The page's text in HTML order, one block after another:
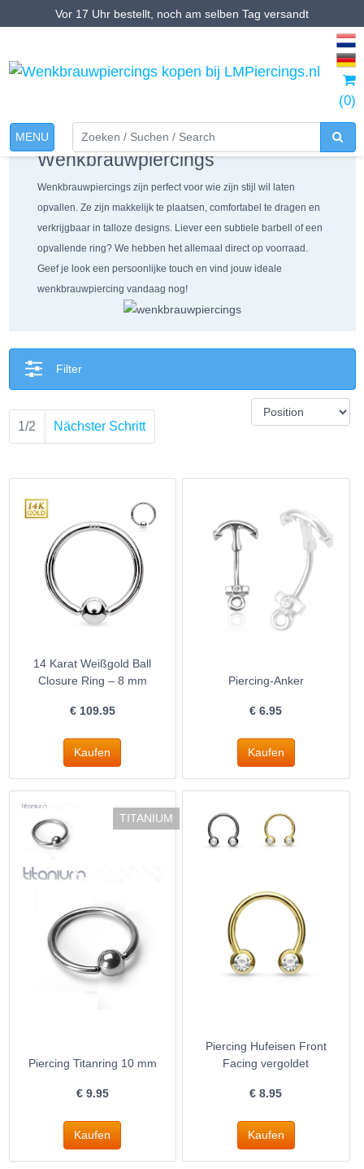
Vor 17 Uhr bestellt, noch am selben Tag versandt
(0)
MENU
Alle wenkbrauwpiercings
Wenkbrauwpiercings
Wenkbrauwpiercings zijn perfect voor wie zijn stijl wil laten
opvallen. Ze zijn makkelijk te plaatsen, comfortabel te dragen en
verkrijgbaar in talloze designs. Liever een subtiele barbell of een
opvallende ring? We hebben het allemaal direct op voorraad.
Geef je look een persoonlijke touch en vind jouw ideale
wenkbrauwpiercing vandaag nog!
Filter
1/2 Nächster Schritt
14 Karat Weißgold Ball
Closure Ring – 8 mm
€ 109.95
Piercing-Anker
€6.95
TITANIUM
Piercing Titanring 10 mm
€ 9.95
Piercing Hufeisen Front
Facing vergoldet
€8.95